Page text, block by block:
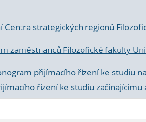
Centra strategických regionů
zaměstnanců Filozofické fakulty
přijímacího řízení ke studiu
řízení ke studiu